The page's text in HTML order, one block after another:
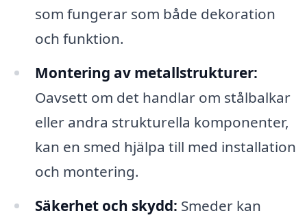
som fungerar som både dekoration
och funktion.
Montering av metallstrukturer:
Oavsett om det handlar om stålbalkar
eller andra strukturella komponenter,
kan en smed hjälpa till med installation
och montering.
Säkerhet och skydd: Smeder kan